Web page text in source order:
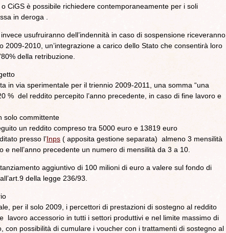
CiGS è possibile richiedere contemporaneamente per i soli
in deroga .
usufruiranno dell’indennità in caso di sospensione riceveranno,
2009-2010, un’integrazione a carico dello Stato che consentirà loro
della retribuzione.
in via sperimentale per il triennio 2009-2011, una somma “una
% del reddito percepito l’anno precedente, in caso di fine lavoro e
solo committente
un reddito compreso tra 5000 euro e 13819 euro
presso l’Inps ( apposita gestione separata) almeno 3 mensilità
e nell’anno precedente un numero di mensilità da 3 a 10.
aggiuntivo di 100 milioni di euro a valere sul fondo di
della legge 236/93.
per il solo 2009, i percettori di prestazioni di sostegno al reddito
lavoro accessorio in tutti i settori produttivi e nel limite massimo di
con possibilità di cumulare i voucher con i trattamenti di sostegno al